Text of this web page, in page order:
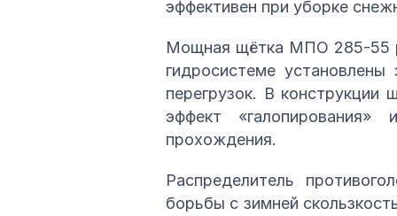
эффективен при уборке
Мощная щётка МПО 285-55
гидросистеме
перегрузок. В конструкции
эффект
прохождения.
Распределитель
борьбы с зимней